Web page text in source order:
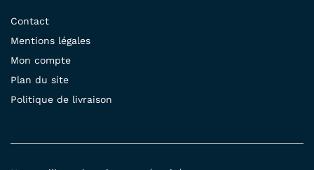
Contact
Mentions légales
Mon compte
Plan du site
Politique de livraison